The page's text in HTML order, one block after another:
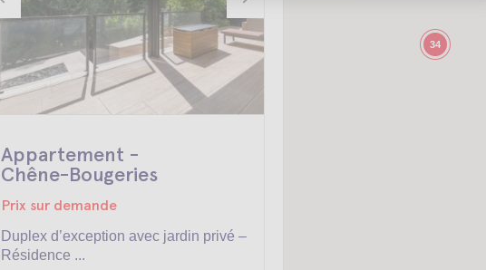
Appartement -
Chêne-Bougeries
Prix sur demande
Duplex d’exception avec jardin privé –
Résidence ...
34